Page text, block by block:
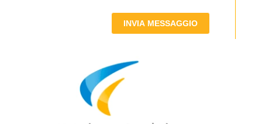
INVIA MESSAGGIO